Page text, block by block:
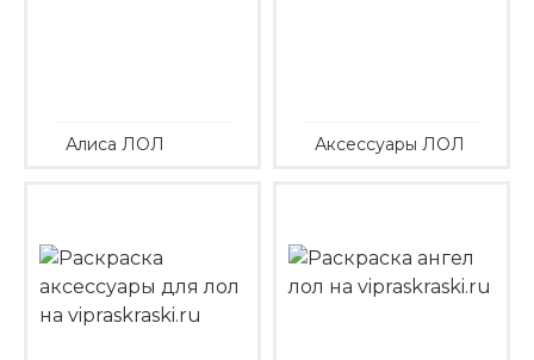
Алиса ЛОЛ Аксессуары ЛОЛ